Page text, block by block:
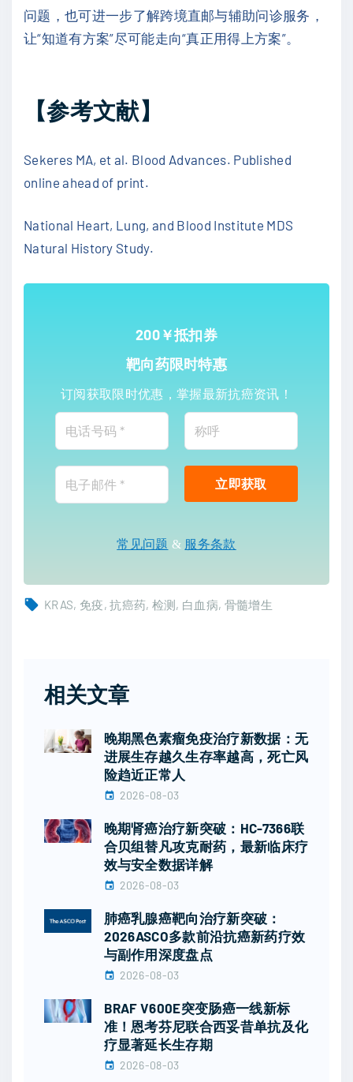
问题，也可进一步了解跨境直邮与辅助问诊服务，
让“知道有方案”尽可能走向“真正用得上方案”。
【参考文献】
Sekeres MA, et al. Blood Advances. Published
online ahead of print.
National Heart, Lung, and Blood Institute MDS
Natural History Study.
200￥抵扣券
靶向药限时特惠
订阅获取限时优惠，掌握最新抗癌资讯！
常见问题 & 服务条款
KRAS 免疫 抗癌药 检测 白血病 骨髓增生
相关文章
晚期黑色素瘤免疫治疗新数据：无
进展生存越久生存率越高，死亡风
险趋近正常人
2026-08-03
晚期肾癌治疗新突破：HC-7366联
合贝组替凡攻克耐药，最新临床疗
效与安全数据详解
2026-08-03
肺癌乳腺癌靶向治疗新突破：
2026ASCO多款前沿抗癌新药疗效
与副作用深度盘点
2026-08-03
BRAF V600E突变肠癌一线新标
准！恩考芬尼联合西妥昔单抗及化
疗显著延长生存期
2026-08-03